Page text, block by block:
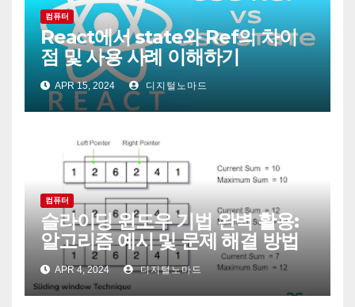
컴퓨터
React에서 state와 Ref의 차이
점 및 사용 사례 이해하기
APR 15, 2024 디지털노마드
컴퓨터
슬라이딩 윈도우 기법 완벽 활용:
알고리즘 예시 및 문제 해결 방법
APR 4, 2024 디지털노마드